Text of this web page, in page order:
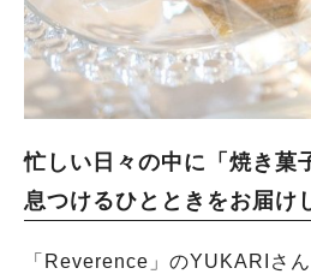
忙しい日々の中に「焼き菓
息つけるひとときをお届け
「Reverence」のYUKARIさ